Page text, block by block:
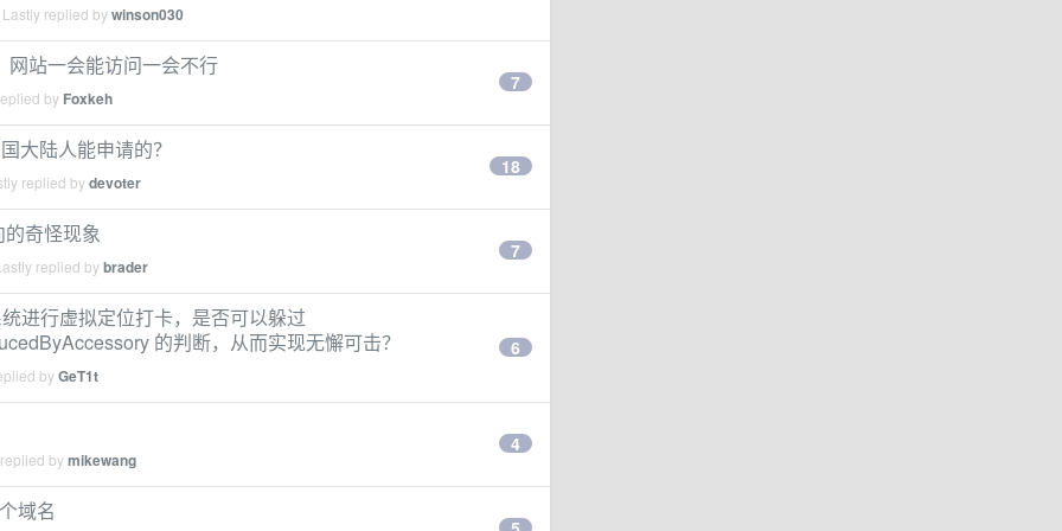
replied bywinson030
站一会能访问一会不行
by Foxkeh
7
大陆人能申请的？
replied bydevoter
18
奇怪现象
replied bybrader
7
进行虚拟定位打卡，是否可以躲过
的判断，从而实现无懈可击？
byGeT1t
6
bymikewang
4
域名